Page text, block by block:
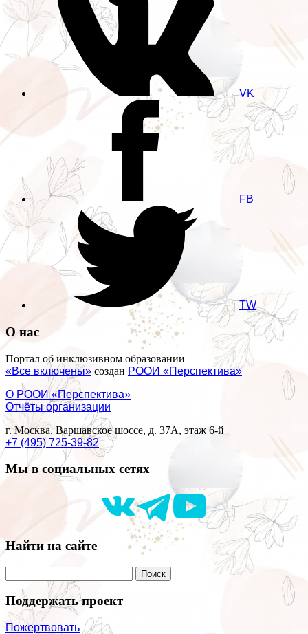
VK
FB
TW
О нас
Портал об инклюзивном образовании
«Все включены» создан РООИ «Перспектива»
О РООИ «Перспектива»
Отчёты организации
г. Москва, Варшавское шоссе, д. 37А, этаж 6-й
+7 (495) 725-39-82
Мы в социальных сетях
Найти на сайте
Поддержать проект
Пожертвовать